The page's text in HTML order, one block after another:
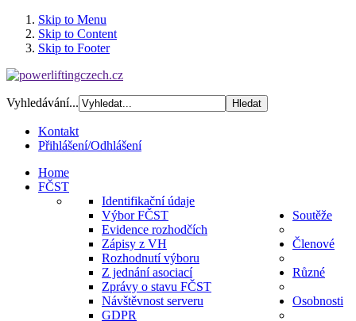
Skip to Menu
Skip to Content
Skip to Footer
Vyhledávání...
Kontakt
Přihlášení/Odhlášení
Home
FČST
Identifikační údaje
Výbor FČST
Evidence rozhodčích
Zápisy z VH
Rozhodnutí výboru
Z jednání asociací
Zprávy o stavu FČST
Návštěvnost serveru
GDPR
Soutěže
Členové
Různé
Osobnosti